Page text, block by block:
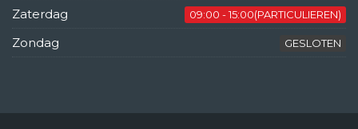
Zaterdag 09:00 - 15:00(PARTICULIEREN)
Zondag GESLOTEN